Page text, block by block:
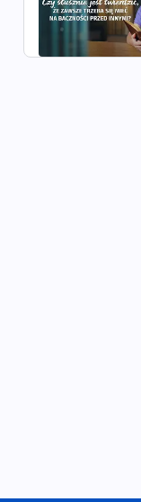
1:05:55